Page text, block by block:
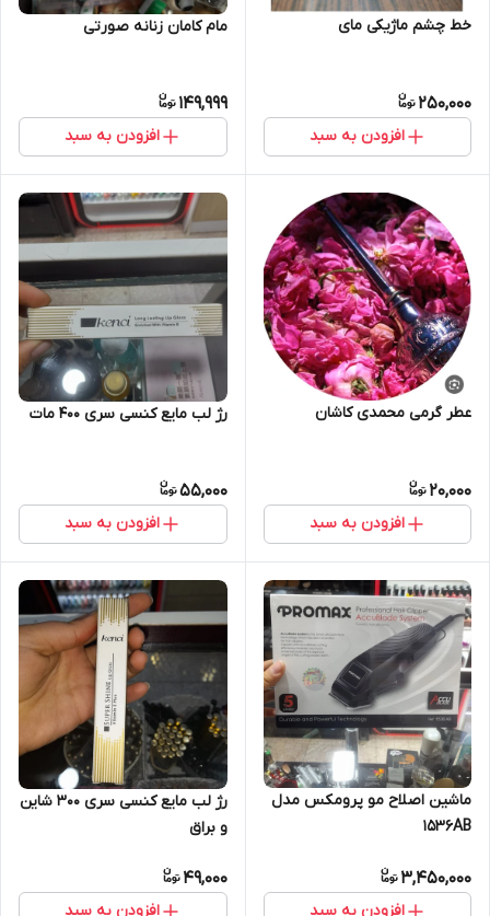
خط چشم ماژیکی مای
250,000
افزودن به سبد
مام کامان زنانه صورتی
149,999
افزودن به سبد
عطر گرمی محمدی کاشان
20,000
افزودن به سبد
رژ لب مایع کنسی سری 400 مات
55,000
افزودن به سبد
ماشین اصلاح مو پرومکس مدل
1536AB
3,450,000
افزودن به سبد
رژ لب مایع کنسی سری 300 شاین
و براق
49,000
افزودن به سبد